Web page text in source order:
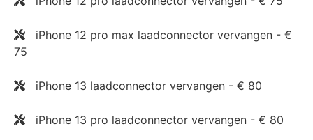
iPhone 12 pro max laadconnector vervangen - €
75
iPhone 13 laadconnector vervangen - € 80
iPhone 13 pro laadconnector vervangen - € 80